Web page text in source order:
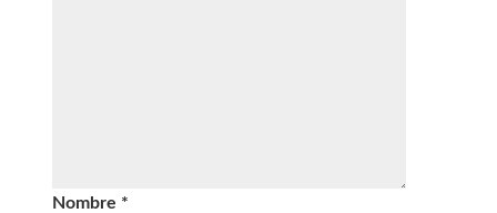
Nombre *